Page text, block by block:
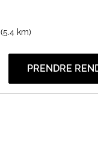
(5.4 km)
PRENDRE